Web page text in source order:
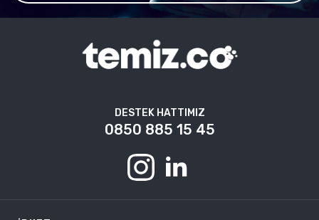
DESTEK HATTIMIZ
0850 885 15 45